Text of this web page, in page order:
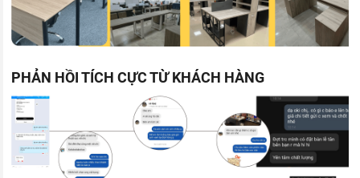
PHẢN HỒI TÍCH CỰC TỪ KHÁCH HÀNG